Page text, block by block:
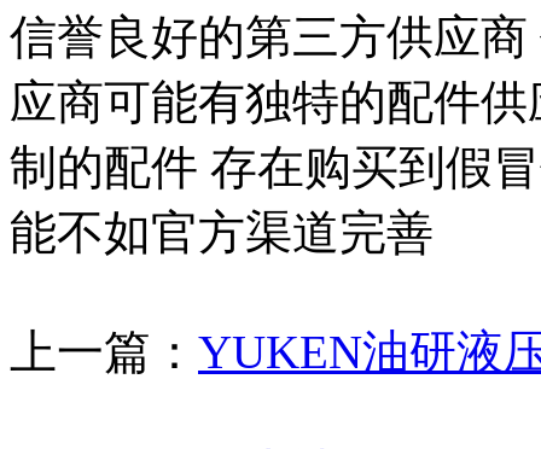
信誉良好的第三方供应商
应商可能有独特的配件
制的配件 存在购买到假
能不如官方渠道完善
上一篇： YUKEN油研液